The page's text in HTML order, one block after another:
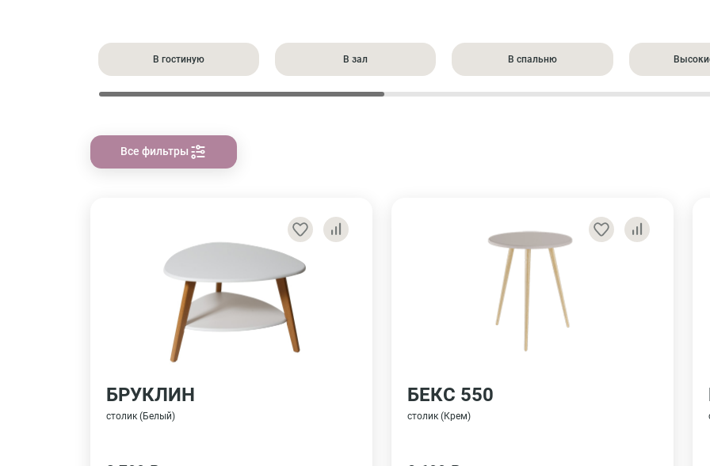
В гостиную В зал В спальню
Все фильтры
БРУКЛИН
столик (Белый)
БЕКС 550
столик (Крем)